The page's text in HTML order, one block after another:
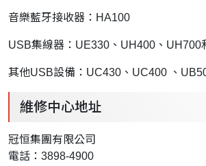
音樂藍牙接收器：HA100
USB集線器：UE330、UH400、UH700
其他USB設備：UC430、UC400 、
維修中心地址
冠恒集團有限公司
電話：3898-4900